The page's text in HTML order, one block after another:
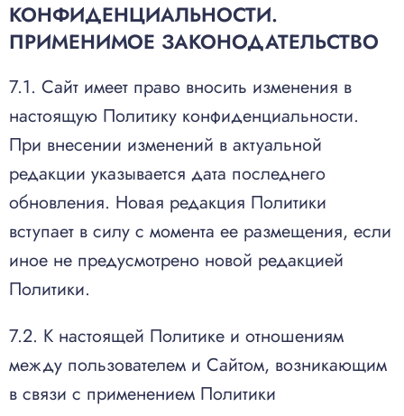
КОНФИДЕНЦИАЛЬНОСТИ.
ПРИМЕНИМОЕ ЗАКОНОДАТЕЛЬСТВО
7.1. Сайт имеет право вносить изменения в
настоящую Политику конфиденциальности.
При внесении изменений в актуальной
редакции указывается дата последнего
обновления. Новая редакция Политики
вступает в силу с момента ее размещения, если
иное не предусмотрено новой редакцией
Политики.
7.2. К настоящей Политике и отношениям
между пользователем и Сайтом, возникающим
в связи с применением Политики